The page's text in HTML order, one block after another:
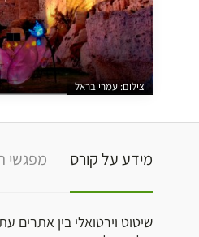
צילום: עמרי בראל
מידע על קורס מפגשי
שיטוט וירטואלי בין אתרים